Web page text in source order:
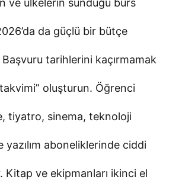
da güçlü bir bütçe
tarihlerini kaçırmamak
oluşturun. Öğrenci
tiyatro, sinema, teknoloji
yazılım aboneliklerinde ciddi
Kitap ve ekipmanları ikinci el